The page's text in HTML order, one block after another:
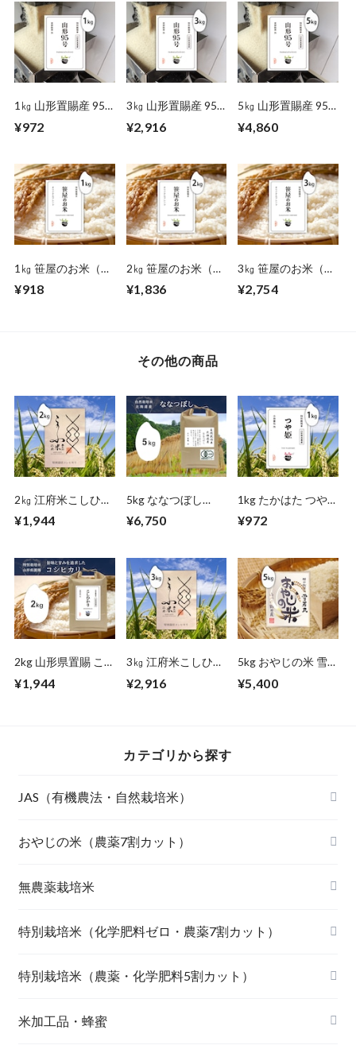
1㎏ 山形置賜産 95
¥972
3㎏ 山形置賜産 95
¥2,916
5㎏ 山形置賜産 95
¥4,860
1㎏ 笹屋のお米（オ
¥918
2㎏ 笹屋のお米（オ
¥1,836
3㎏ 笹屋のお米（オ
¥2,754
その他の商品
2㎏ 江府米こしひか
り（鳥取）
¥1,944
5kg ななつぼし
（北海道）自然栽培
米
¥6,750
1kg たかはた つや
姫（山形）
¥972
2kg 山形県置賜 こ
¥1,944
3㎏ 江府米こしひか
¥2,916
5kg おやじの米 雪
¥5,400
カテゴリから探す
JAS（有機農法・自然栽培米）
山形東置賜 つや姫（有機栽培米）
山形庄内 ミルキークィーン（有機栽培米）
北海道産 おぼろづき（自然栽培米）
北海道産 ななつぼし（自然栽培米）
島根松江きぬむすめ(有機栽培米)
おやじの米（農薬7割カット）
おやじの米 山形鶴岡産 雪若丸
【完売】おやじの米 山形鶴岡産ササニシキ
おやじの米 山形鶴岡産つや姫
おやじの米 山形鶴岡産こしひかり
無農薬栽培米
宮崎県産 太陽米ミルキークィーン
【完売】島根奥出雲産 櫛名田姫米こしひかり
【完売】新潟燕産 こしひかり
特別栽培米（化学肥料ゼロ・農薬7割カット）
風さやか（長野）
JAたじま コウノトリ育むお米 こしひかり（兵
特別栽培米（農薬・化学肥料5割カット）
新潟佐渡産 こしひかり
米加工品・蜂蜜